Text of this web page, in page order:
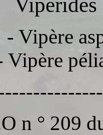
- Vipère
Vipère
n ° 209